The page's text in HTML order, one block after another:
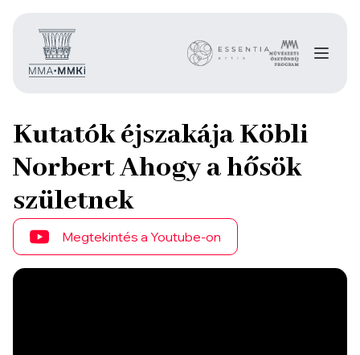
Kutatók éjszakája Köbli
Norbert Ahogy a hősök
születnek
Megtekintés a Youtube-on